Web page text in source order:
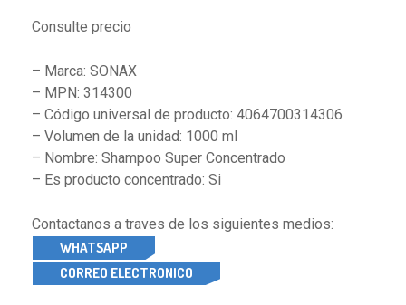
Consulte precio
– Marca: SONAX
– MPN: 314300
– Código universal de producto: 4064700314306
– Volumen de la unidad: 1000 ml
– Nombre: Shampoo Super Concentrado
– Es producto concentrado: Si
Contactanos a traves de los siguientes medios:
WHATSAPP
CORREO ELECTRONICO